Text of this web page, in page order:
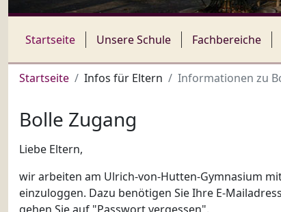
Startseite Unsere Schule Fachbereiche
Startseite Infos für Eltern Informationen zu
Bolle Zugang
Liebe Eltern,
wir arbeiten am Ulrich-von-Hutten-Gymnasium
einzuloggen. Dazu benötigen Sie Ihre E-